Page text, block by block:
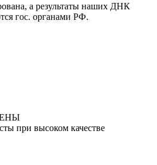
а результаты наших ДНК
гос. органами РФ.
при высоком качестве